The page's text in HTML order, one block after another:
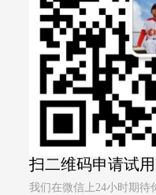
扫二维码申请试用
我们在微信上24小时期待